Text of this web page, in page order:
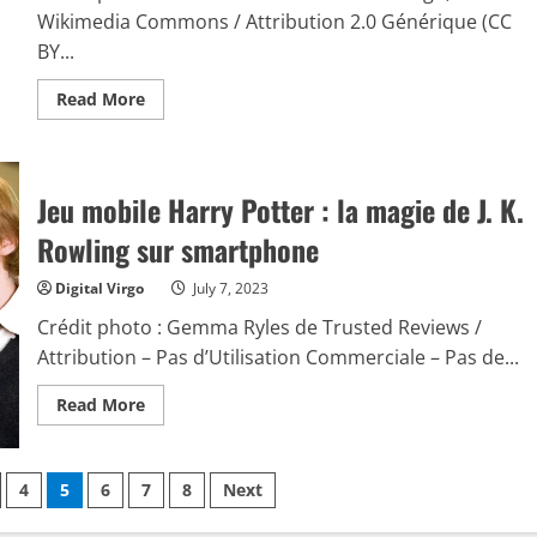
Strike
Wikimedia Commons / Attribution 2.0 Générique (CC
BY...
Read MoreRead
more
divertissements
vidéoludiques
les
gamers
cet
été
Jeu mobile Harry Potter : la magie de J. K.
Rowling sur smartphone
Digital Virgo July 7, 2023
Crédit photo : Gemma Ryles de Trusted Reviews /
Attribution – Pas d’Utilisation Commerciale – Pas de...
Read MoreRead
more
mobile
Harry
Potter
4 5 6 7 8 Next